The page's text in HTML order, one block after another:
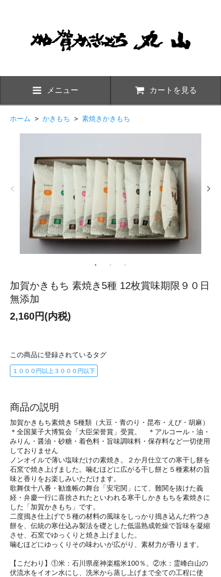
メニュー カートを見る
ホーム > かきもち > 素焼きかきもち
加賀かきもち 素焼き5種 12枚賞味期限９０日
無添加
2,160円(内税)
この商品に登録されているタグ
１０００円以上３０００円以下
商品の説明
加賀かきもち素焼き 5種類（大豆・青のり・昆布・えび・胡麻）
＊全国菓子大博覧会「大臣栄誉賞」受賞。 ＊アルコール・油・
みりん・醤油・砂糖・着色料・旨味調味料・保存料など一切使用
しておりません
ノンオイルで薄い塩味だけの素焼き。２か月仕立ての寒干し餅を
石窯で焼き上げました。噛むほどに広がる干し餅と５種素材の旨
味と香りをお楽しみいただけます。
歌舞伎十八番・勧進帳の舞台「安宅関」にて、難関を抜けた義
経・弁慶一行に喜捨されたといわれる寒干しかきもちを素焼きに
した「加賀かきもち」です。
二度搗き仕上げで５種の材料の風味をしっかり搗き込んだ杵つき
餅を、伝統の寒仕込み製法を礎とした低温熟成乾燥で旨味を凝縮
させ、石窯でゆっくりと焼き上げました。
噛むほどにゆっくりその味わいが広がり、素材力が香ります。
【こだわり】①米：石川県産神楽糯米100％。②水：霊峰白山の
伏流水をイオン水にし、洗米から蒸し上げまで全ての工程に使